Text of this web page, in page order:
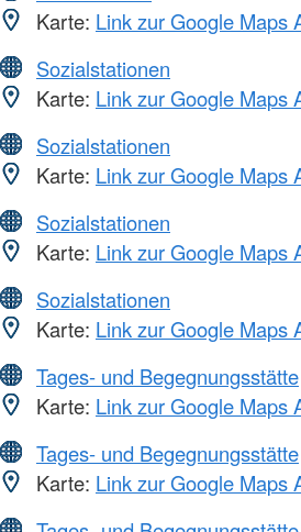
Karte: Link zur Google Maps
Sozialstationen
Karte: Link zur Google Maps
Sozialstationen
Karte: Link zur Google Maps
Sozialstationen
Karte: Link zur Google Maps
Sozialstationen
Karte: Link zur Google Maps
Tages- und Begegnungsstätte
Karte: Link zur Google Maps
Tages- und Begegnungsstätte
Karte: Link zur Google Maps